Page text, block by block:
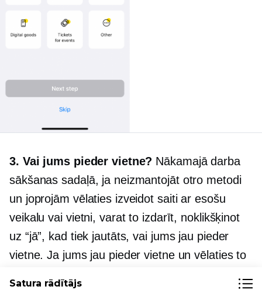
3. Vai jums pieder vietne? Nākamajā darba
sākšanas sadaļā, ja neizmantojāt otro metodi
un joprojām vēlaties izveidot saiti ar esošu
veikalu vai vietni, varat to izdarīt, noklikšķinot
uz “jā”, kad tiek jautāts, vai jums jau pieder
vietne. Ja jums jau pieder vietne un vēlaties to
jāuztraucas par to, ka jāsāk no nulles.
Satura rādītājs